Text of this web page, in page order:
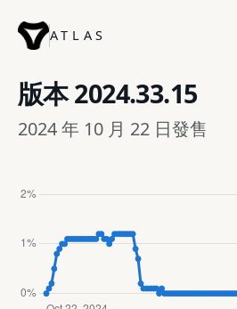
ATLAS
版本2024.33.15
2024 年 10 月 22 日發售